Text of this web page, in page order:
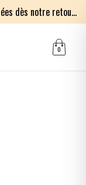
Vacances d'été : vos commandes seront expédiées dès notre retour le lundi 17 août. Merci pour votre patience.
0